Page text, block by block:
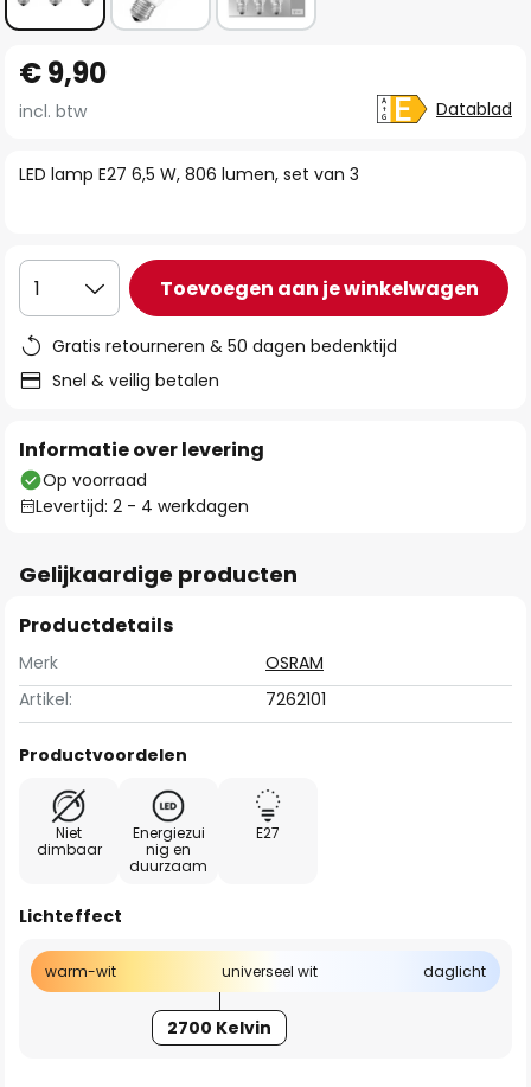
naar
het
van
gallerij
LED lamp E27 6,5 W, 806 lumen, set van 3
€ 9,90
incl. btw Datablad
1 Toevoegen aan je winkelwagen
Gratis retourneren & 50 dagen bedenktijd
Snel & veilig betalen
Informatie over levering
Op voorraad
Levertijd: 2 - 4 werkdagen
Gelijkaardige producten
Productdetails
Merk
OSRAM
Artikel:
7262101
Productvoordelen
Niet
dimbaar
Energiezui
nig en
duurzaam
E27
Lichteffect
warm-wit universeel wit daglicht
2700 Kelvin